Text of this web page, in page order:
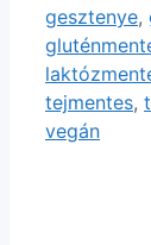
gesztenye,
tejmentes,
vegán